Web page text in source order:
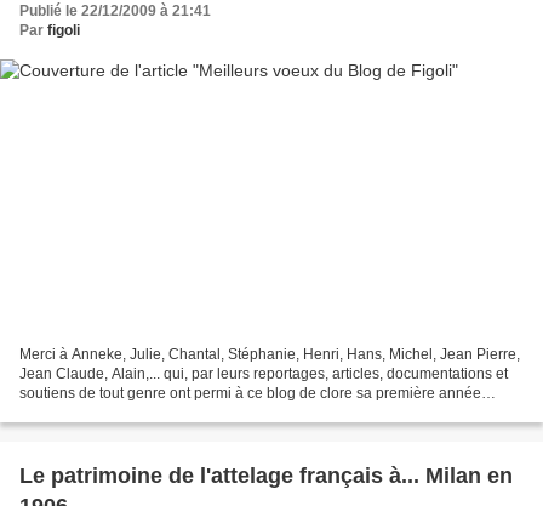
Publié le 22/12/2009 à 21:41
Par figoli
Merci à Anneke, Julie, Chantal, Stéphanie, Henri, Hans, Michel, Jean Pierre,
Jean Claude, Alain,... qui, par leurs reportages, articles, documentations et
soutiens de tout genre ont permi à ce blog de clore sa première année
Le patrimoine de l'attelage français à... Milan en